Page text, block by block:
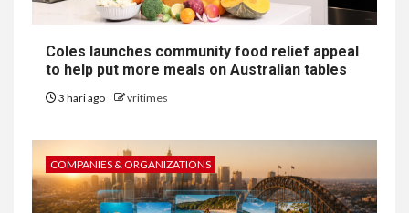
Coles launches community food relief appeal
to help put more meals on Australian tables
3 hari ago vritimes
COMPANIES & ORGANIZATIONS